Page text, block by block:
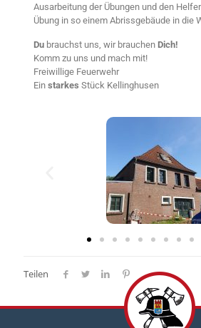
Ausarbeitung der Übungen und den
Übung in so einem Abrissgebäude in die
Dubrauchst uns, wir brauchen Dich!
Komm zu uns und mach mit!
Freiwillige Feuerwehr
Ein starkes Stück Kellinghusen
Teilen